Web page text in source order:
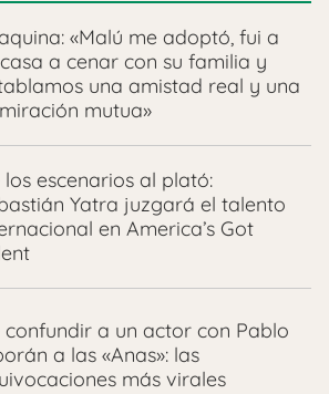
«Malú me adoptó, fui a
a cenar con su familia y
una amistad real y una
mutua»
los escenarios al plató:
Yatra juzgará el talento
en America’s Got
confundir a un actor con Pablo
a las «Anas»: las
más virales